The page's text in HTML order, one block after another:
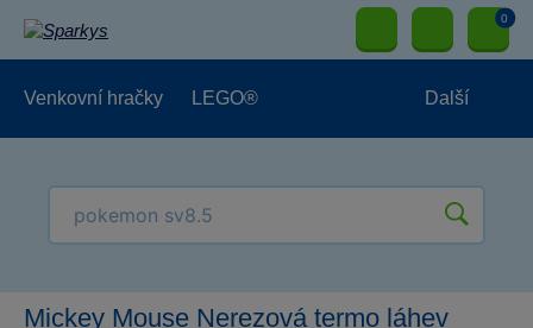
0
Venkovní hračky LEGO® Další
Mickey Mouse Nerezová termo láhev